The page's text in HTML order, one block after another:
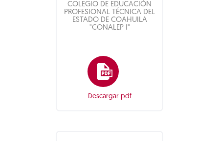
COLEGIO DE EDUCACIÓN
PROFESIONAL TÉCNICA DEL
ESTADO DE COAHUILA
"CONALEP I"
Descargar pdf